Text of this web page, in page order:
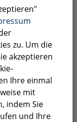
zu. Um die
akzeptieren
Ihre einmal
mit
indem Sie
und Ihre